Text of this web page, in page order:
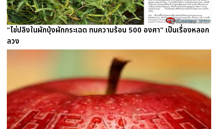
"ไข่ปลิงในผักบุ้งผักกระเฉด ทนความร้อน 500 องศา" เป็นเรื่องหลอก
ลวง